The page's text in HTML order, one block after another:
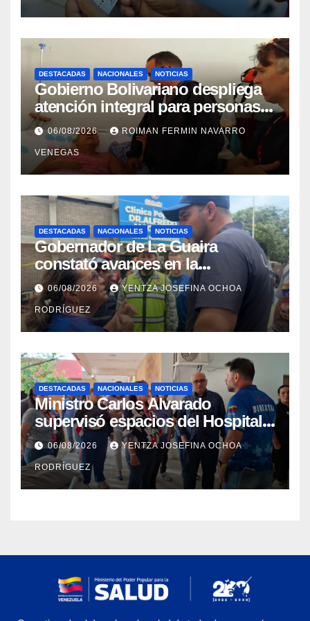
DESTACADAS NACIONALES NOTICIAS
Gobierno Bolivariano despliega
atención integral para personas
con discapacidad en
campamentos de La Guaira
06/08/2026 ROIMAN FERMIN NAVARRO
VENEGAS
DESTACADAS NACIONALES NOTICIAS
Gobernador de La Guaira
constató avances en la
rehabilitación del Hospitalito de
Catia la Mar
06/08/2026 YENTZA JOSEFINA OCHOA
RODRÍGUEZ
DESTACADAS NACIONALES NOTICIAS
Ministro Carlos Alvarado
supervisó espacios del Hospital
Dermatológico Dr. Martín Vegas
en La Guaira
06/08/2026 YENTZA JOSEFINA OCHOA
RODRÍGUEZ